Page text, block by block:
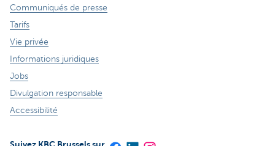
Communiqués de presse
Tarifs
Vie privée
Informations juridiques
Jobs
Divulgation responsable
Accessibilité
Suivez KBC Brussels sur